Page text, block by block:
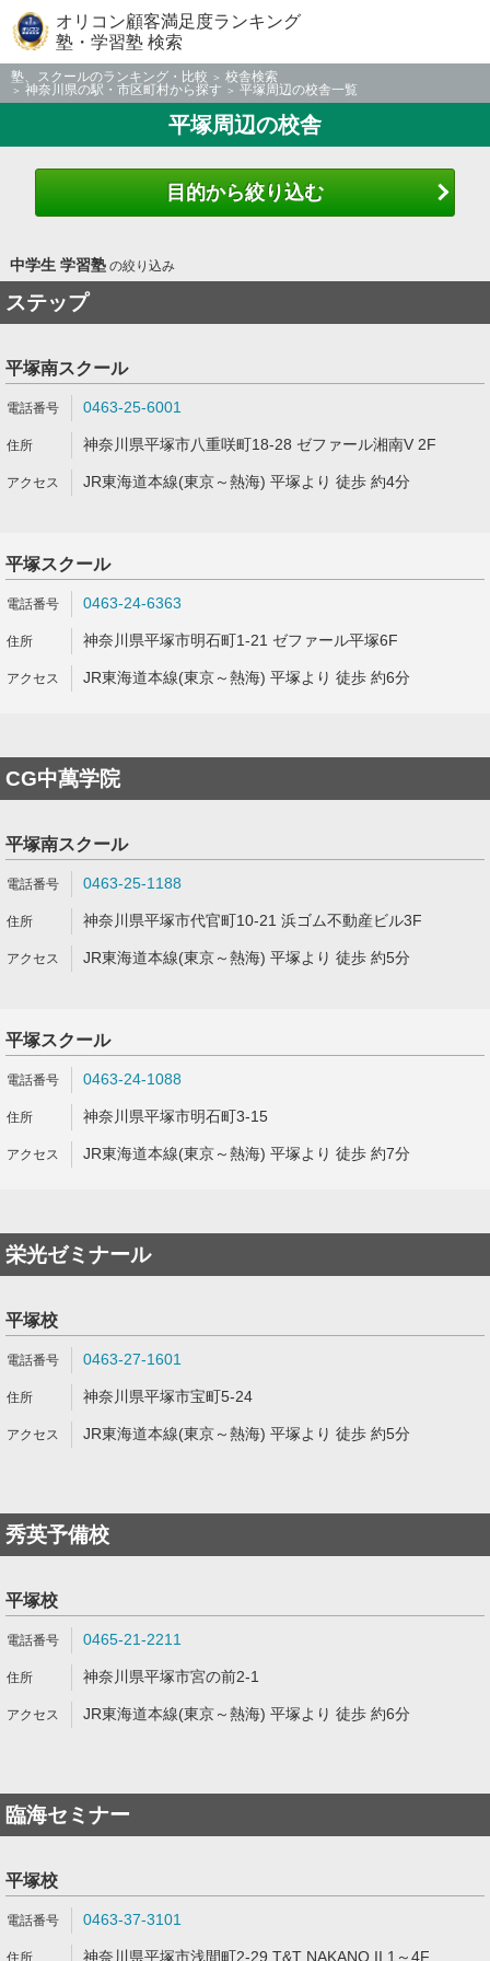
オリコン顧客満足度ランキング
塾・学習塾 検索
塾、スクールのランキング・比較
校舎検索
神奈川県の駅・市区町村から探す
平塚周辺の校舎一覧
平塚周辺の校舎
目的から絞り込む
中学生 学習塾の絞り込み
ステップ
平塚南スクール
0463-25-6001
神奈川県平塚市八重咲町18-28 ゼファール湘南V 2F
JR東海道本線(東京～熱海) 平塚より 徒歩 約4分
平塚スクール
0463-24-6363
神奈川県平塚市明石町1-21 ゼファール平塚6F
JR東海道本線(東京～熱海) 平塚より 徒歩 約6分
CG中萬学院
平塚南スクール
0463-25-1188
神奈川県平塚市代官町10-21 浜ゴム不動産ビル3F
JR東海道本線(東京～熱海) 平塚より 徒歩 約5分
平塚スクール
0463-24-1088
神奈川県平塚市明石町3-15
JR東海道本線(東京～熱海) 平塚より 徒歩 約7分
栄光ゼミナール
平塚校
0463-27-1601
神奈川県平塚市宝町5-24
JR東海道本線(東京～熱海) 平塚より 徒歩 約5分
秀英予備校
平塚校
0465-21-2211
神奈川県平塚市宮の前2-1
JR東海道本線(東京～熱海) 平塚より 徒歩 約6分
臨海セミナー
平塚校
0463-37-3101
神奈川県平塚市浅間町2-29 T&T NAKANO II 1～4F